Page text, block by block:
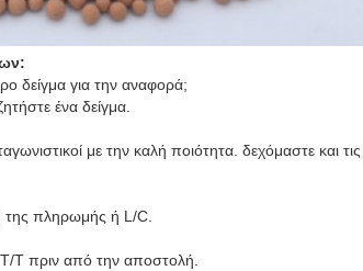
δείγμα για την αναφορά;
ένα δείγμα.
με την καλή ποιότητα. δεχόμαστε και τις
πληρωμής ή L/C.
T πριν από την αποστολή.